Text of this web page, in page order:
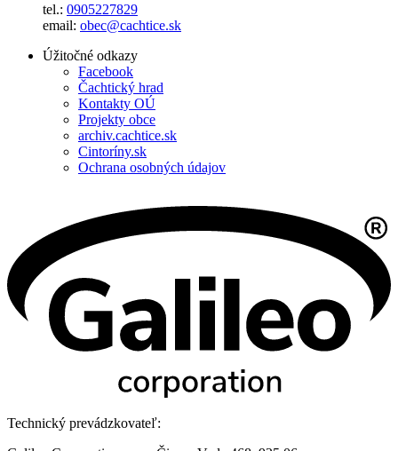
tel.: 0905227829
email: obec@cachtice.sk
Úžitočné odkazy
Facebook
Čachtický hrad
Kontakty OÚ
Projekty obce
archiv.cachtice.sk
Cintoríny.sk
Ochrana osobných údajov
Technický prevádzkovateľ: